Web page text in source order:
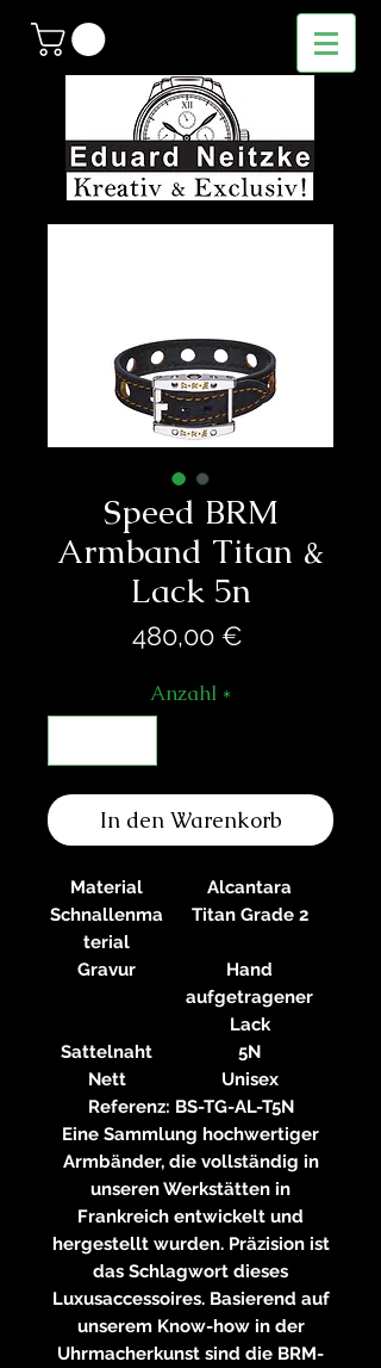
Speed ​​BRM
Armband Titan &
Lack 5n
480,00 €
Anzahl *
In den Warenkorb
Material
Alcantara
Schnallenma
terial
Titan Grade 2
Gravur
Hand
aufgetragener
Lack
Sattelnaht
5N
Nett
Unisex
Referenz: BS-TG-AL-T5N
Eine Sammlung hochwertiger
Armbänder, die vollständig in
unseren Werkstätten in
Frankreich entwickelt und
hergestellt wurden. Präzision ist
das Schlagwort dieses
Luxusaccessoires. Basierend auf
unserem Know-how in der
Uhrmacherkunst sind die BRM-